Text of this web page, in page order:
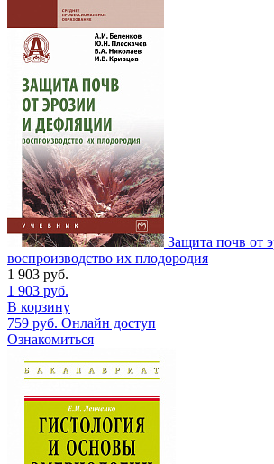
Защита почв от
воспроизводство их плодородия
1 903 руб.
1 903 руб.
В корзину
759 руб. Онлайн доступ
Ознакомиться